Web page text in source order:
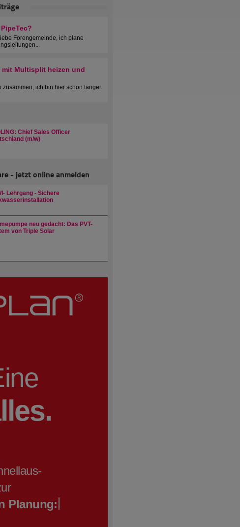
Forengemeinde, ich plane
mit Multisplit heizen und
zusammen, ich bin hier schon länger
Chief Sales Officer
(m/w)
- jetzt online anmelden
Lehrgang - Sichere
neu gedacht: Das PVT-
von Triple Solar